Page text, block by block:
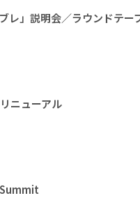
」説明会／ラウンドテー
ニューアル